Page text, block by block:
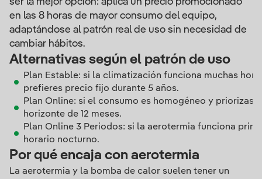
en las 8 horas de mayor consumo del equipo,
adaptándose al patrón real de uso sin necesidad de
cambiar hábitos.
Alternativas según el patrón de uso
Plan Estable: si la climatización funciona muchas
prefieres precio fijo durante 5 años.
Plan Online: si el consumo es homogéneo y priorizas
horizonte de 12 meses.
Plan Online 3 Periodos: si la aerotermia funciona
horario nocturno.
Por qué encaja con aerotermia
La aerotermia y la bomba de calor suelen tener un